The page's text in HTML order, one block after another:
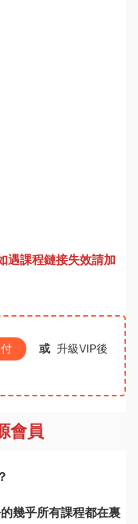
遇課程鏈接失效請加
或 升級VIP後
會員
幾乎所有課程都在裏